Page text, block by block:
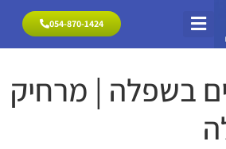
054-870-1424
054-870-1424
בשפלה | מרחיק